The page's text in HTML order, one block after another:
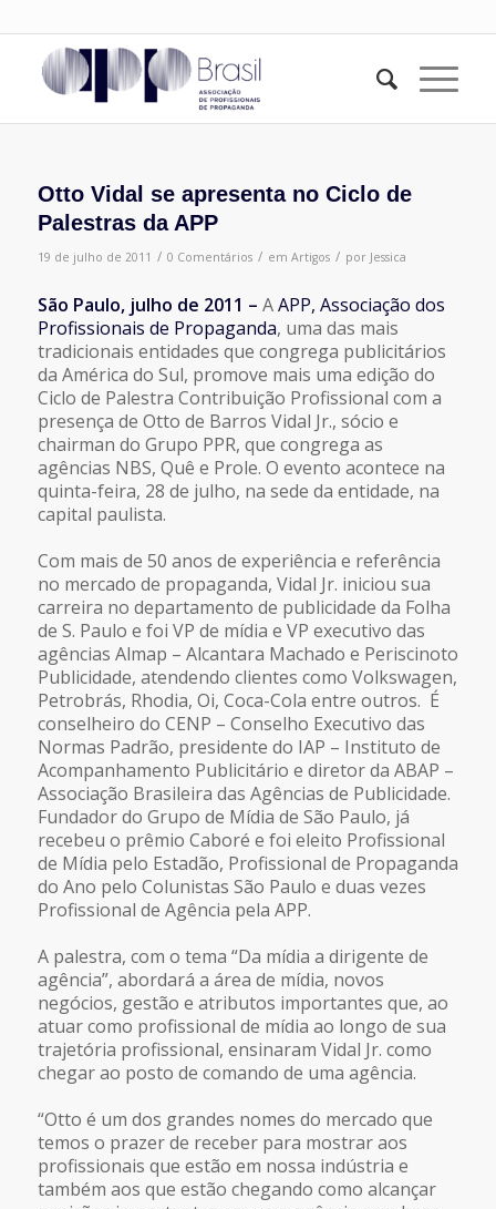
Otto Vidal se apresenta no Ciclo de
Palestras da APP
19 de julho de 2011 / 0 Comentários / em Artigos / por Jessica
São Paulo, julho de 2011 – AAPP, Associação dos
Profissionais de Propaganda, uma das mais
tradicionais entidades que congrega publicitários
da América do Sul, promove mais uma edição do
Ciclo de Palestra Contribuição Profissional com a
presença de Otto de Barros Vidal Jr., sócio e
chairman do Grupo PPR, que congrega as
agências NBS, Quê e Prole. O evento acontece na
quinta-feira, 28 de julho, na sede da entidade, na
capital paulista.
Com mais de 50 anos de experiência e referência
no mercado de propaganda, Vidal Jr. iniciou sua
carreira no departamento de publicidade da Folha
de S. Paulo e foi VP de mídia e VP executivo das
agências Almap – Alcantara Machado e Periscinoto
Publicidade, atendendo clientes como Volkswagen,
Petrobrás, Rhodia, Oi, Coca-Cola entre outros. É
conselheiro do CENP – Conselho Executivo das
Normas Padrão, presidente do IAP – Instituto de
Acompanhamento Publicitário e diretor da ABAP –
Associação Brasileira das Agências de Publicidade.
Fundador do Grupo de Mídia de São Paulo, já
recebeu o prêmio Caboré e foi eleito Profissional
de Mídia pelo Estadão, Profissional de Propaganda
do Ano pelo Colunistas São Paulo e duas vezes
Profissional de Agência pela APP.
A palestra, com o tema “Da mídia a dirigente de
agência”, abordará a área de mídia, novos
negócios, gestão e atributos importantes que, ao
atuar como profissional de mídia ao longo de sua
trajetória profissional, ensinaram Vidal Jr. como
chegar ao posto de comando de uma agência.
“Otto é um dos grandes nomes do mercado que
temos o prazer de receber para mostrar aos
profissionais que estão em nossa indústria e
também aos que estão chegando como alcançar